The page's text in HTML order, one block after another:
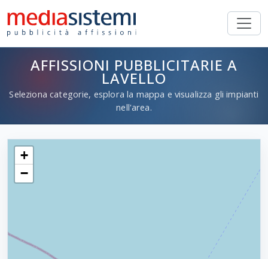
AFFISSIONI PUBBLICITARIE A
LAVELLO
Seleziona categorie, esplora la mappa e visualizza gli impianti
nell'area.
+
−